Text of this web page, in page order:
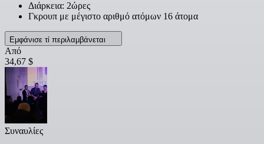
Διάρκεια: 2ώρες
Γκρουπ με μέγιστο αριθμό ατόμων 16 άτομα
Εμφάνισε τί περιλαμβάνεται
Από
34,67 $
Συναυλίες